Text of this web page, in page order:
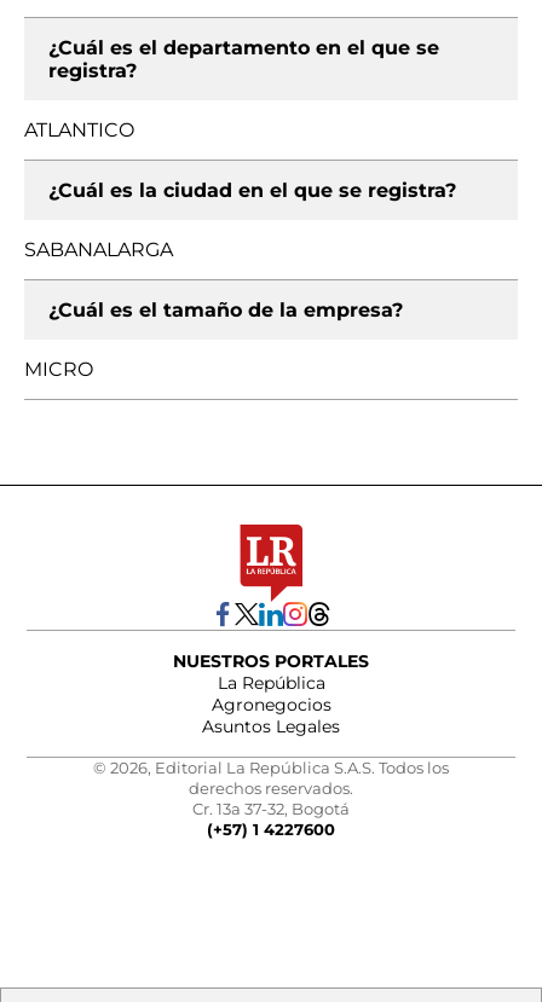
¿Cuál es el departamento en el que se
registra?
ATLANTICO
¿Cuál es la ciudad en el que se registra?
SABANALARGA
¿Cuál es el tamaño de la empresa?
MICRO
NUESTROS PORTALES
La República
Agronegocios
Asuntos Legales
© 2026, Editorial La República S.A.S. Todos los
derechos reservados.
Cr. 13a 37-32, Bogotá
(+57) 1 4227600